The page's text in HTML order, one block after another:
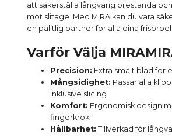
att säkerställa långvarig prestanda
mot slitage. Med MIRA kan du vara
en pålitlig partner för alla dina
Varför Välja
Precision: Extra smalt blad för
Mångsidighet: Passar alla
inklusive slicing
Komfort: Ergonomisk design
fingerkrok
Hållbarhet: Tillverkad för